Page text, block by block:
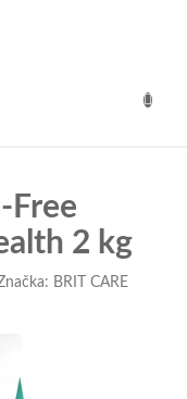
Free
2 kg
BRIT CARE